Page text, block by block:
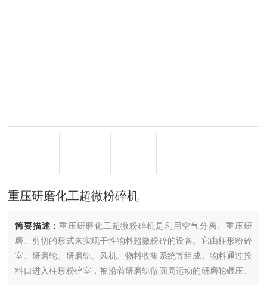
重压研磨化工超微粉碎机
简要描述：重压研磨化工超微粉碎机是利用空气分离、重压研
磨、剪切的形式来实现干性物料超微粉碎的设备。它由柱形粉碎
室、研磨轮、研磨轨、风机、物料收集系统等组成。物料通过投
料口进入柱形粉碎室，被沿着研磨轨做圆周运动的研磨轮碾压、